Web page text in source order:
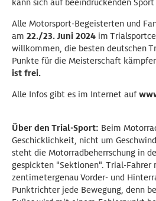
kann sich auf beeindruckenden
Alle Motorsport-Begeisterten und
am 22./23. Juni 2024 im
willkommen, die besten deutschen
Punkte für die Meisterschaft
ist frei.
Alle Infos gibt es im Internet auf
Über den Trial-Sport: Beim
Geschicklichkeit, nicht um
steht die Motorradbeherrschung in
gespickten "Sektionen". Trial-Fahrer
zentimetergenau Vorder- und
Punktrichter jede Bewegung, denn